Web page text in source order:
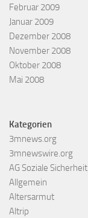
Februar 2009
Januar 2009
Dezember 2008
November 2008
Oktober 2008
Mai 2008
Kategorien
3mnews.org
3mnewswire.org
AG Soziale Sicherheit
Allgemein
Altersarmut
Altrip